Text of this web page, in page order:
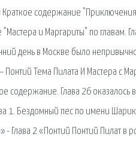
Краткое содержание
и Маргариты" по главам.
день в Москве было
Понтий Тема Пилата И Мастера с
содержание. Глава 26
1. Бездомный пес по имени
- Глава 2 «Понтий Понтий Пилат